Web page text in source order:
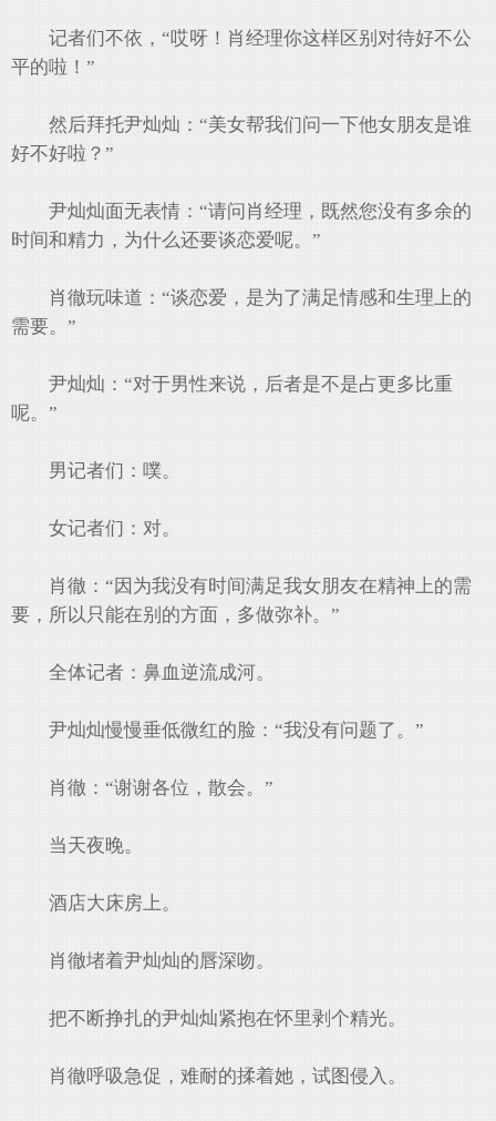
记者们不依，“哎呀！肖经理你这样区别对待好不公
平的啦！”
然后拜托尹灿灿：“美女帮我们问一下他女朋友是谁
好不好啦？”
尹灿灿面无表情：“请问肖经理，既然您没有多余的
时间和精力，为什么还要谈恋爱呢。”
肖徹玩味道：“谈恋爱，是为了满足情感和生理上的
需要。”
尹灿灿：“对于男性来说，后者是不是占更多比重
呢。”
男记者们：噗。
女记者们：对。
肖徹：“因为我没有时间满足我女朋友在精神上的需
要，所以只能在别的方面，多做弥补。”
全体记者：鼻血逆流成河。
尹灿灿慢慢垂低微红的脸：“我没有问题了。”
肖徹：“谢谢各位，散会。”
当天夜晚。
酒店大床房上。
肖徹堵着尹灿灿的唇深吻。
把不断挣扎的尹灿灿紧抱在怀里剥个精光。
肖徹呼吸急促，难耐的揉着她，试图侵入。